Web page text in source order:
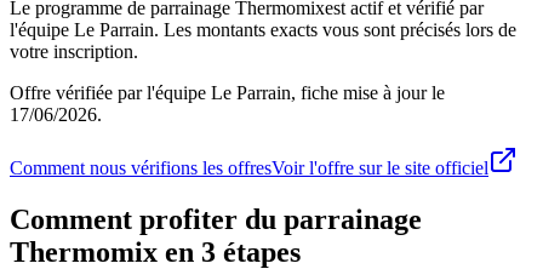
Le programme de parrainage Thermomixest actif et vérifié par
l'équipe Le Parrain. Les montants exacts vous sont précisés lors de
votre inscription.
Offre vérifiée par l'équipe Le Parrain, fiche mise à jour le
17/06/2026.
Comment nous vérifions les offresVoir l'offre sur le site officiel
Comment profiter du parrainage
Thermomix en 3 étapes